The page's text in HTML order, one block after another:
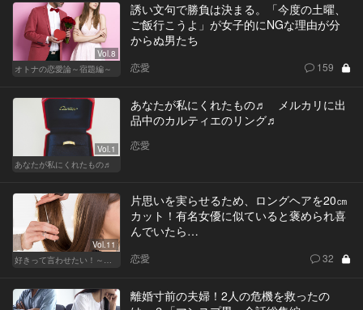
Vol.8
オトナの恋愛論～宿題編～
誘い文句で勝負は決まる。「今度の土曜、
ご飯行こうよ」が女子的にNGな理由が分
からぬ男たち
恋愛 159
Vol.1
あなたが私にくれたもの♬
あなたが私にくれたもの♬ メルカリに出
品中のカルティエのリング♬
恋愛
Vol.11
好きって言わせたい！～正反対のふたり～
片思いを実らせるため、ロングヘアを20㎝
カット！有名女優に似ていると褒められ喜
んでいたら…
恋愛 32
離婚寸前の夫婦！2人の危機を救ったの